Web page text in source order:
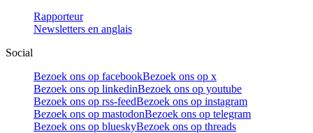
Rapporteur
Newsletters en anglais
Social
Bezoek ons op facebookBezoek ons op x
Bezoek ons op linkedinBezoek ons op youtube
Bezoek ons op rss-feedBezoek ons op instagram
Bezoek ons op mastodonBezoek ons op telegram
Bezoek ons op blueskyBezoek ons op threads